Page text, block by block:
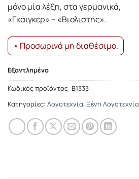
µόνο µία λέξη, στα γερµανικά,
«Γκάιγκερ» – «Βιολιστής».
• Προσωρινά μη διαθέσιμο.
Εξαντλημένο
Κωδικός προϊόντος: B1333
Κατηγορίες: Λογοτεχνία, Ξένη Λογοτεχνία